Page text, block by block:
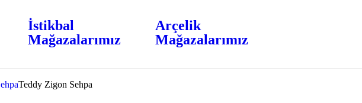
İstikbal
Mağazalarımız
Arçelik
Mağazalarımız
Teddy Zigon Sehpa